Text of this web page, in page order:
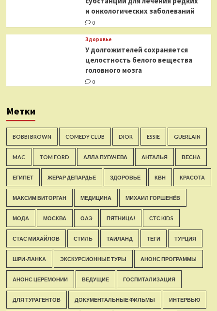
и онкологических заболеваний
0
Здоровье
У долгожителей сохраняется
целостность белого вещества
головного мозга
0
Метки
BOBBI BROWN COMEDY CLUB DIOR ESSIE GUERLAIN
MAC TOM FORD АЛЛА ПУГАЧЕВА АНТАЛЬЯ ВЕСНА
ЕГИПЕТ ЖЕРАР ДЕПАРДЬЕ ЗДОРОВЬЕ КВН КРАСОТА
МАКСИМ ВИТОРГАН МЕДИЦИНА МИХАИЛ ГОРШЕНЁВ
МОДА МОСКВА ОАЭ ПЯТНИЦА! СТС KIDS
СТАС МИХАЙЛОВ СТИЛЬ ТАИЛАНД ТЕГИ ТУРЦИЯ
ШРИ-ЛАНКА ЭКСКУРСИОННЫЕ ТУРЫ АНОНС ПРОГРАММЫ
АНОНС ЦЕРЕМОНИИ ВЕДУЩИЕ ГОСПИТАЛИЗАЦИЯ
ДЛЯ ТУРАГЕНТОВ ДОКУМЕНТАЛЬНЫЕ ФИЛЬМЫ ИНТЕРВЬЮ